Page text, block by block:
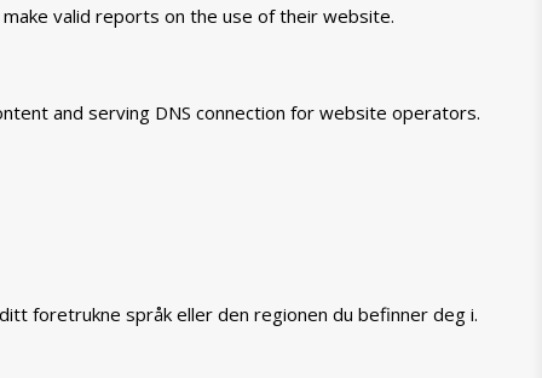
valid reports on the use of their website.
and serving DNS connection for website operators.
foretrukne språk eller den regionen du befinner deg i.